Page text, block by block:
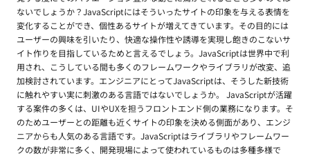
ないでしょうか？JavaScriptにはそういったサイトの印象を与える表情を
変化することができ、個性あるサイトが増えてきています。その目的には
ユーザーの興味を引いたり、快適な操作性や誘導を実現し飽きのこないサ
イト作りを目指しているためと言えるでしょう。JavaScriptは世界中で利
用され、こうしている間も多くのフレームワークやライブラリが改変、追
加検討されています。エンジニアにとってJavaScriptは、そうした新技術
に触れやすい実に刺激のある言語ではないでしょうか。 JavaScriptが活躍
する案件の多くは、UIやUXを担うフロントエンド側の業務になります。そ
のためユーザーとの距離も近くサイトの印象を決める側面があり、エンジ
ニアからも人気のある言語です。JavaScriptはライブラリやフレームワー
クの数が非常に多く、開発現場によって使われているものは多種多様で